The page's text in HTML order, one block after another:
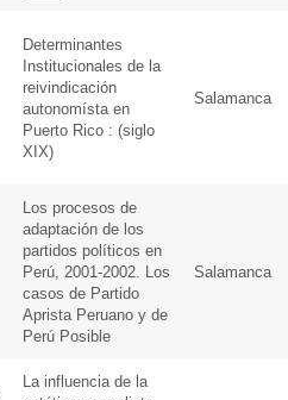
Determinantes
Institucionales de la
reivindicación
autonomísta en
Puerto Rico : (siglo
XIX)
Salamanca
Los procesos de
adaptación de los
partidos políticos en
Perú, 2001-2002. Los
casos de Partido
Aprista Peruano y de
Perú Posible
Salamanca
La influencia de la